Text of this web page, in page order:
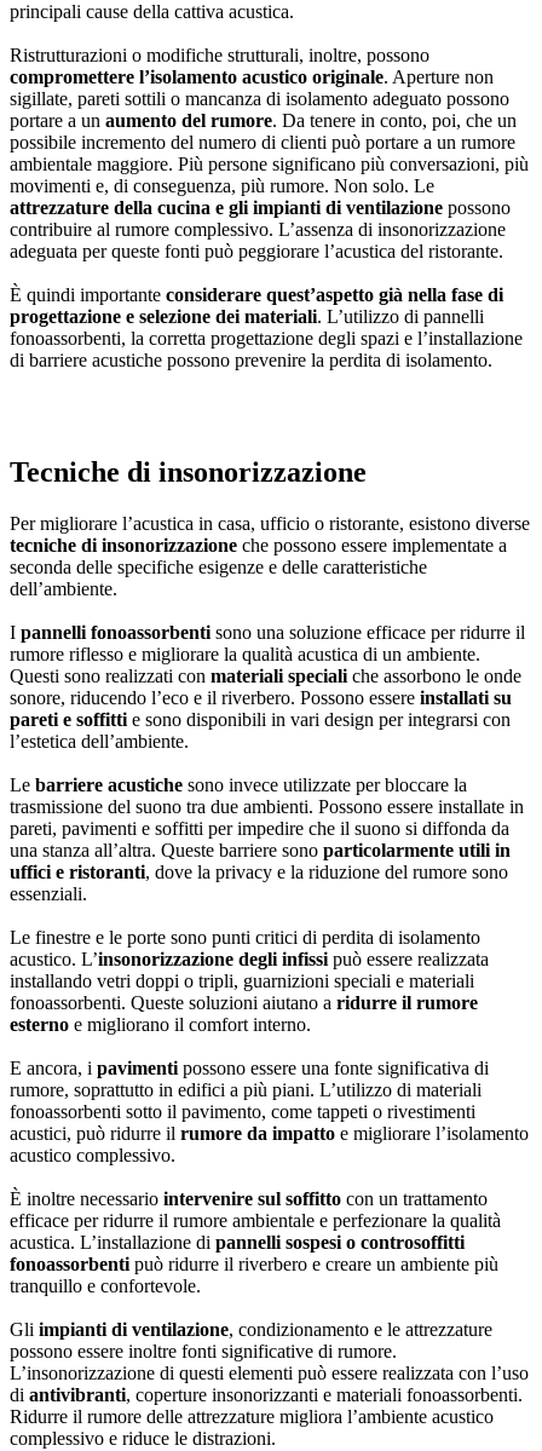
principali cause della cattiva acustica.
Ristrutturazioni o modifiche strutturali, inoltre, possono
compromettere l’isolamento acustico originale. Aperture non
sigillate, pareti sottili o mancanza di isolamento adeguato possono
portare a un aumento del rumore. Da tenere in conto, poi, che un
possibile incremento del numero di clienti può portare a un rumore
ambientale maggiore. Più persone significano più conversazioni, più
movimenti e, di conseguenza, più rumore. Non solo. Le
attrezzature della cucina e gli impianti di ventilazione possono
contribuire al rumore complessivo. L’assenza di insonorizzazione
adeguata per queste fonti può peggiorare l’acustica del ristorante.
È quindi importante considerare quest’aspetto già nella fase di
progettazione e selezione dei materiali. L’utilizzo di pannelli
fonoassorbenti, la corretta progettazione degli spazi e l’installazione
di barriere acustiche possono prevenire la perdita di isolamento.
Tecniche di insonorizzazione
Per migliorare l’acustica in casa, ufficio o ristorante, esistono diverse
tecniche di insonorizzazione che possono essere implementate a
seconda delle specifiche esigenze e delle caratteristiche
dell’ambiente.
I pannelli fonoassorbenti sono una soluzione efficace per ridurre il
rumore riflesso e migliorare la qualità acustica di un ambiente.
Questi sono realizzati con materiali speciali che assorbono le onde
sonore, riducendo l’eco e il riverbero. Possono essere installati su
pareti e soffitti e sono disponibili in vari design per integrarsi con
l’estetica dell’ambiente.
Le barriere acustiche sono invece utilizzate per bloccare la
trasmissione del suono tra due ambienti. Possono essere installate in
pareti, pavimenti e soffitti per impedire che il suono si diffonda da
una stanza all’altra. Queste barriere sono particolarmente utili in
uffici e ristoranti, dove la privacy e la riduzione del rumore sono
essenziali.
Le finestre e le porte sono punti critici di perdita di isolamento
acustico. L’insonorizzazione degli infissi può essere realizzata
installando vetri doppi o tripli, guarnizioni speciali e materiali
fonoassorbenti. Queste soluzioni aiutano a ridurre il rumore
esterno e migliorano il comfort interno.
E ancora, i pavimenti possono essere una fonte significativa di
rumore, soprattutto in edifici a più piani. L’utilizzo di materiali
fonoassorbenti sotto il pavimento, come tappeti o rivestimenti
acustici, può ridurre il rumore da impatto e migliorare l’isolamento
acustico complessivo.
È inoltre necessario intervenire sul soffitto con un trattamento
efficace per ridurre il rumore ambientale e perfezionare la qualità
acustica. L’installazione di pannelli sospesi o controsoffitti
fonoassorbenti può ridurre il riverbero e creare un ambiente più
tranquillo e confortevole.
Gli impianti di ventilazione, condizionamento e le attrezzature
possono essere inoltre fonti significative di rumore.
L’insonorizzazione di questi elementi può essere realizzata con l’uso
di antivibranti, coperture insonorizzanti e materiali fonoassorbenti.
Ridurre il rumore delle attrezzature migliora l’ambiente acustico
complessivo e riduce le distrazioni.